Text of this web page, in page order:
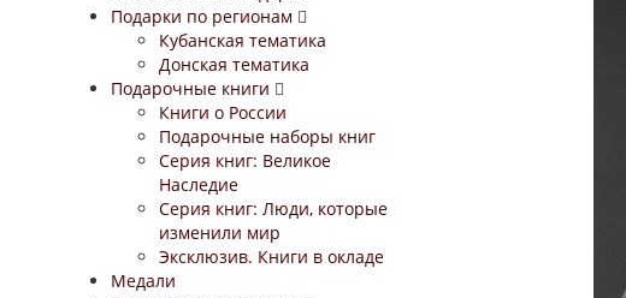
Подарки по регионам
Кубанская тематика
Донская тематика
Подарочные книги
Книги о России
Подарочные наборы книг
Серия книг: Великое
Наследие
Серия книг: Люди, которые
изменили мир
Эксклюзив. Книги в окладе
Медали